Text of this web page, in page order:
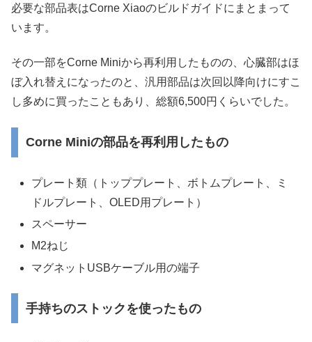
必要な部品表はCorne Xiaoのビルドガイドにまとまって
います。
その一部をCorne Miniから再利用したものの、心臓部はほ
ぼ入れ替えになったのと、汎用部品は次回以降向けにすこ
し多めに買ったこともあり、総額6,500円くらいでした。
Corne Miniの部品を再利用したもの
プレート類（トッププレート、ボトムプレート、ミ
ドルプレート、OLED用プレート）
スペーサー
M2ねじ
マグネットUSBケーブル用の端子
手持ちのストックを使ったもの